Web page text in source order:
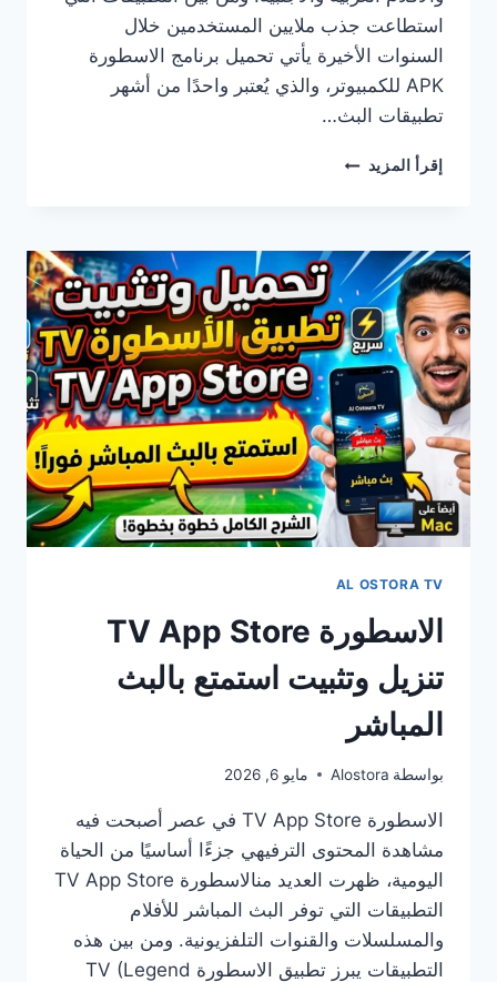
استطاعت جذب ملايين المستخدمين خلال
السنوات الأخيرة يأتي تحميل برنامج الاسطورة
APK للكمبيوتر، والذي يُعتبر واحدًا من أشهر
تطبيقات البث…
إقرأ المزيد تنزيل
APK
MOD
V10.1
للكمبيوتر
الشخصي
WINDOWS
7,
10,
11
AL OSTORA TV
الاسطورة TV App Store
تنزيل وتثبيت استمتع بالبث
المباشر
بواسطة Alostora مايو 6, 2026
الاسطورة TV App Store في عصر أصبحت فيه
مشاهدة المحتوى الترفيهي جزءًا أساسيًا من الحياة
اليومية، ظهرت العديد منالاسطورة TV App Store
التطبيقات التي توفر البث المباشر للأفلام
والمسلسلات والقنوات التلفزيونية. ومن بين هذه
التطبيقات يبرز تطبيق الاسطورة TV (Legend